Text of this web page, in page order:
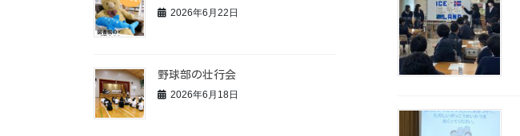
2026年6月22日
野球部の壮行会
2026年6月18日